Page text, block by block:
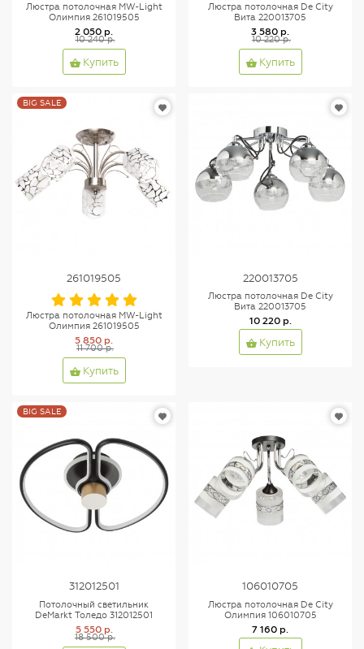
Люстра потолочная MW-Light
Олимпия 261019505
2 050 р.
10 240 р.
Купить
Люстра потолочная De City
Вита 220013705
3 580 р.
10 220 р.
Купить
BIG SALE
261019505
Люстра потолочная MW-Light
Олимпия 261019505
5 850 р.
11 700 р.
Купить
220013705
Люстра потолочная De City
Вита 220013705
10 220 р.
Купить
BIG SALE
312012501
Потолочный светильник
DeMarkt Толедо 312012501
5 550 р.
18 500 р.
106010705
Люстра потолочная De City
Олимпия 106010705
7 160 р.